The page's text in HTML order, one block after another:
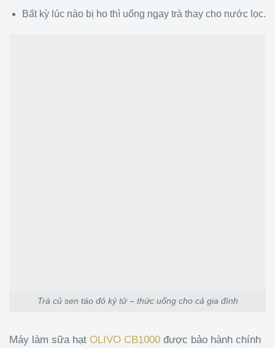
Bất kỳ lúc nào bị ho thì uống ngay trà thay cho nước lọc.
Trà củ sen táo đỏ kỷ tử – thức uống cho cả gia đình
Máy làm sữa hạt OLIVO CB1000 được bảo hành chính